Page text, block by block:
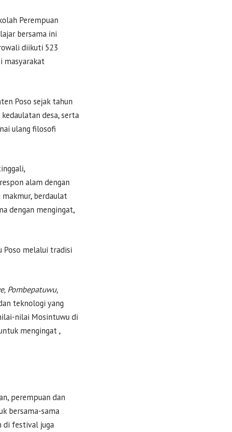
Perempuan
bersama ini
diikuti 523
masyarakat
Poso sejak tahun
desa, serta
ulang filosofi
alam dengan
makmur, berdaulat
dengan mengingat,
Poso melalui tradisi
Pombepatuwu,
teknologi yang
nilai Mosintuwu di
mengingat ,
perempuan dan
bersama-sama
di festival juga